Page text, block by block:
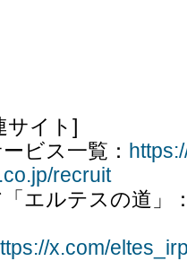
サイト]
ビス一覧：
recruit
エルテスの道」
x.com/